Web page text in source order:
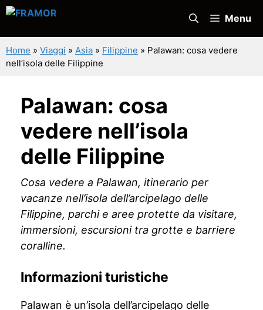
Vai
contenuto
Menu
Home » Viaggi » Asia » Filippine » Palawan: cosa vedere
nell’isola delle Filippine
Palawan: cosa
vedere nell’isola
delle Filippine
Cosa vedere a Palawan, itinerario per
vacanze nell’isola dell’arcipelago delle
Filippine, parchi e aree protette da visitare,
immersioni, escursioni tra grotte e barriere
coralline.
Informazioni turistiche
Palawan è un’isola dell’arcipelago delle